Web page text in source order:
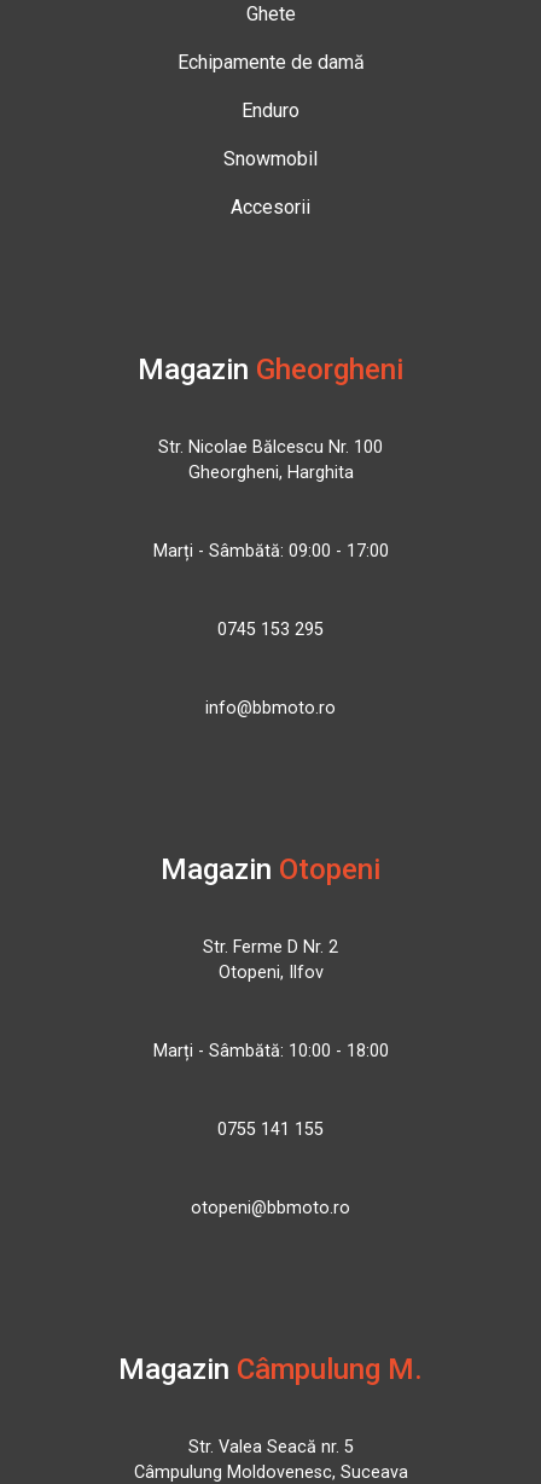
Ghete
Echipamente de damă
Enduro
Snowmobil
Accesorii
Magazin Gheorgheni
Str. Nicolae Bălcescu Nr. 100
Gheorgheni, Harghita
Marți - Sâmbătă: 09:00 - 17:00
0745 153 295
info@bbmoto.ro
Magazin Otopeni
Str. Ferme D Nr. 2
Otopeni, Ilfov
Marți - Sâmbătă: 10:00 - 18:00
0755 141 155
otopeni@bbmoto.ro
Magazin Câmpulung M.
Str. Valea Seacă nr. 5
Câmpulung Moldovenesc, Suceava